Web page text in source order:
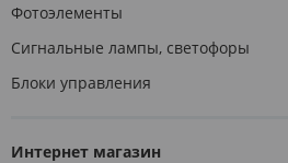
Фотоэлементы
Сигнальные лампы, светофоры
Блоки управления
Интернет магазин